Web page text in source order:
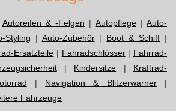
Autoreifen & -Felgen | Autopflege| Auto-
Styling | Auto-Zubehör| Boot & Schiff |
Ersatzteile | Fahradschlösser| Fahrrad-
| Kindersitze | Kraftrad-
| Navigation & Blitzerwarner|
Fahrzeuge